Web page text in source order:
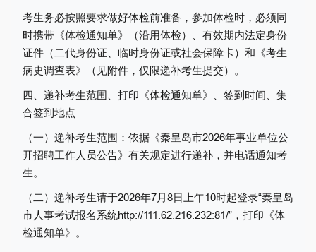
考生务必按照要求做好体检前准备，参加体检时，必须同
时携带《体检通知单》（沿用体检）、有效期内法定身份
证件（二代身份证、临时身份证或社会保障卡）和《考生
病史调查表》（见附件，仅限递补考生提交）。
四、 递补考生范围、 打印《体检通知单》 、 签到 时间、集
合签到 地点
（一）递补考生范围： 依据《秦皇岛市2026年事业单位公
开招聘工作人员公告》有关规定进行递补，并电话通知考
生。
（二） 递补考生请于2026年7月 8日上午10时起登录“秦皇岛
市人事考试报名系统http://111.62.216.232:81/”，打印《体
检通知单》 。